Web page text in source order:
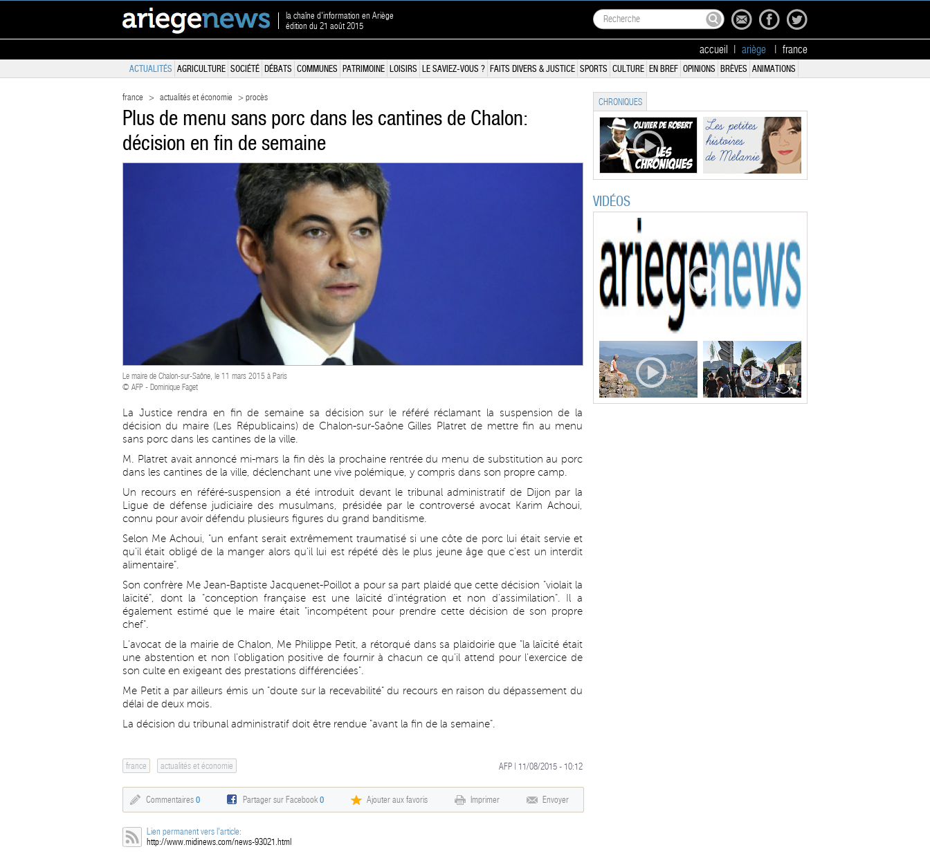
la chaîne d'information en Ariège
édition du 21 août 2015
accueil ariège france
ACTUALITÉS AGRICULTURE SOCIÉTÉ DÉBATS COMMUNES PATRIMOINE LOISIRS LE SAVIEZ-VOUS ? FAITS DIVERS & JUSTICE SPORTS CULTURE EN BREF OPINIONS BRÈVES ANIMATIONS
france > actualités et économie > procès
Plus de menu sans porc dans les cantines de Chalon:
décision en fin de semaine
Le maire de Chalon-sur-Saône, le 11 mars 2015 à Paris
© AFP - Dominique Faget
La Justice rendra en fin de semaine sa décision sur le référé réclamant la suspension de la
décision du maire (Les Républicains) de Chalon-sur-Saône Gilles Platret de mettre fin au menu
sans porc dans les cantines de la ville.
M. Platret avait annoncé mi-mars la fin dès la prochaine rentrée du menu de substitution au porc
dans les cantines de la ville, déclenchant une vive polémique, y compris dans son propre camp.
Un recours en référé-suspension a été introduit devant le tribunal administratif de Dijon par la
Ligue de défense judiciaire des musulmans, présidée par le controversé avocat Karim Achoui,
connu pour avoir défendu plusieurs figures du grand banditisme.
Selon Me Achoui, "un enfant serait extrêmement traumatisé si une côte de porc lui était servie et
qu'il était obligé de la manger alors qu'il lui est répété dès le plus jeune âge que c'est un interdit
alimentaire".
Son confrère Me Jean-Baptiste Jacquenet-Poillot a pour sa part plaidé que cette décision "violait la
laïcité", dont la "conception française est une laïcité d'intégration et non d'assimilation". Il a
également estimé que le maire était "incompétent pour prendre cette décision de son propre
chef".
L'avocat de la mairie de Chalon, Me Philippe Petit, a rétorqué dans sa plaidoirie que "la laïcité était
une abstention et non l'obligation positive de fournir à chacun ce qu'il attend pour l'exercice de
son culte en exigeant des prestations différenciées".
Me Petit a par ailleurs émis un "doute sur la recevabilité" du recours en raison du dépassement du
délai de deux mois.
La décision du tribunal administratif doit être rendue "avant la fin de la semaine".
france actualités et économie AFP | 11/08/2015 - 10:12
Commentaires 0 Partager sur Facebook0 Ajouter aux favoris Imprimer Envoyer
Lien permanent vers l'article:
http://www.midinews.com/news-93021.html
CHRONIQUES
VIDÉOS